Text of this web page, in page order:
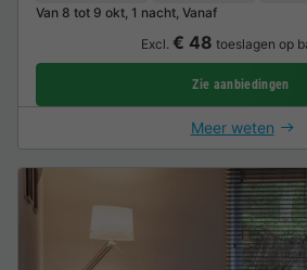
Van 8 tot 9 okt, 1 nacht, Vanaf
Excl. € 48 toeslagen op
Zie aanbiedingen
Meer weten